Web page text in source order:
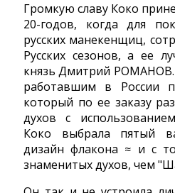
Громкую славу Коко
20-годов, когда для
русских манекенщиц,
Русских сезонов, а ее
князь Дмитрий
работавшим в России
который по ее заказу
духов с
Коко выбрала пятый
дизайн флакона ≈ и с
знаменитых духов, чем